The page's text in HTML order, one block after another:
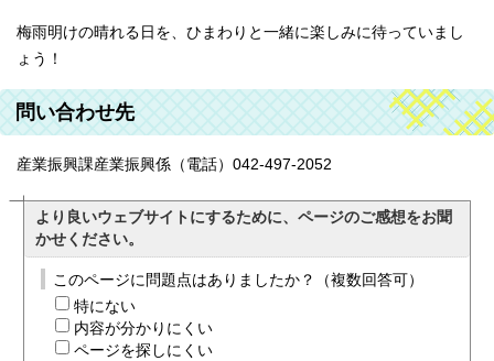
梅雨明けの晴れる日を、ひまわりと一緒に楽しみに待っていまし
ょう！
問い合わせ先
産業振興課産業振興係（電話）042-497-2052
より良いウェブサイトにするために、ページのご感想をお聞
かせください。
このページに問題点はありましたか？（複数回答可）
特にない
内容が分かりにくい
ページを探しにくい